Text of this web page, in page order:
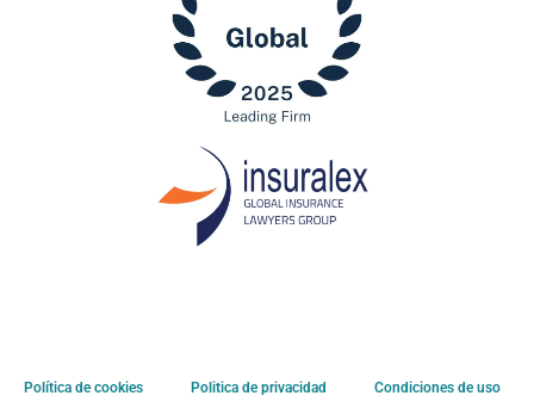
Política de cookies Politica de privacidad Condiciones de uso